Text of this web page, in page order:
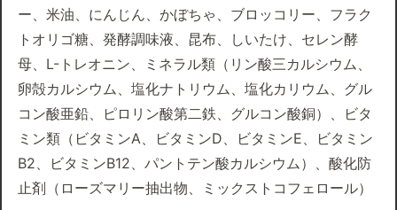
ー、米油、にんじん、かぼちゃ、ブロッコリー、フラク
トオリゴ糖、発酵調味液、昆布、しいたけ、セレン酵
母、L-トレオニン、ミネラル類（リン酸三カルシウム、
卵殻カルシウム、塩化ナトリウム、塩化カリウム、グル
コン酸亜鉛、ピロリン酸第二鉄、グルコン酸銅）、ビタ
ミン類（ビタミンA、ビタミンD、ビタミンE、ビタミン
B2、ビタミンB12、パントテン酸カルシウム）、酸化防
止剤（ローズマリー抽出物、ミックストコフェロール）